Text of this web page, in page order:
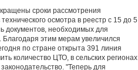
сроки рассмотрения
осмотра в реестр с 15 до 5
документов, необходимых для
этим мерам увеличился
по стране открытa 391 линия
количество ЦТО, в сельских регионах
"Теперь для